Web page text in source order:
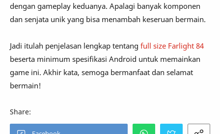
dengan gameplay keduanya. Apalagi banyak komponen
dan senjata unik yang bisa menambah keseruan bermain.
Jadi itulah penjelasan lengkap tentang full size Farlight 84
beserta minimum spesifikasi Android untuk memainkan
game ini. Akhir kata, semoga bermanfaat dan selamat
bermain!